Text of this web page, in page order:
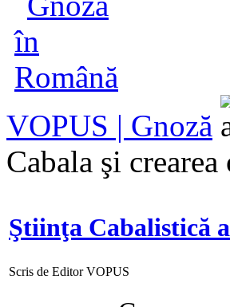
VOPUS | Gnoză
Cabala şi
Ştiinţa Cabalistică
Scris de Editor VOPUS